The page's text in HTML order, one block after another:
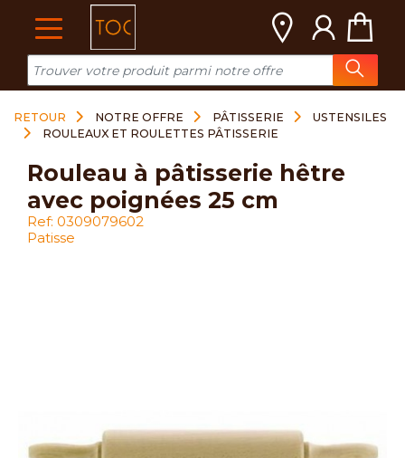
RETOUR NOTRE OFFRE PÂTISSERIE
USTENSILES
ROULEAUX ET ROULETTES PÂTISSERIE
rouleau à pâtisserie hêtre
avec poignées 25 cm
Ref: 0309079602
Patisse
Cookies management panel